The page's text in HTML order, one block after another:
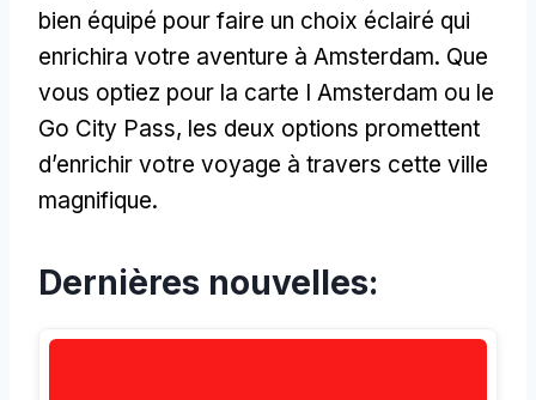
bien équipé pour faire un choix éclairé qui
enrichira votre aventure à Amsterdam. Que
vous optiez pour la carte I Amsterdam ou le
Go City Pass, les deux options promettent
d’enrichir votre voyage à travers cette ville
magnifique.
Dernières nouvelles: